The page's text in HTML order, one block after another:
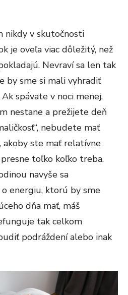
nikdy v skutočnosti
je oveľa viac dôležitý, než
Nevraví sa len tak
by sme si mali vyhradiť
spávate v noci menej,
nestane a prežijete deň
nebudete mať
akoby ste mať relatívne
toľko koľko treba.
navyše sa
energiu, ktorú by sme
dňa mať, máš
tak celkom
podráždení alebo inak